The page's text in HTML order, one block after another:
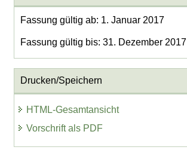
Fassung gültig ab: 1. Januar 2017
Fassung gültig bis: 31. Dezember 2017
Drucken/Speichern
HTML-Gesamtansicht
Vorschrift als PDF